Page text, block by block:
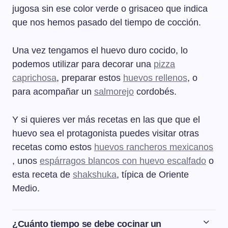
jugosa sin ese color verde o grisaceo que indica
que nos hemos pasado del tiempo de cocción.
Una vez tengamos el huevo duro cocido, lo
podemos utilizar para decorar una pizza
caprichosa, preparar estos huevos rellenos, o
para acompañar un salmorejo cordobés.
Y si quieres ver más recetas en las que que el
huevo sea el protagonista puedes visitar otras
recetas como estos huevos rancheros mexicanos
, unos espárragos blancos con huevo escalfado o
esta receta de shakshuka, típica de Oriente
Medio.
¿Cuánto tiempo se debe cocinar un